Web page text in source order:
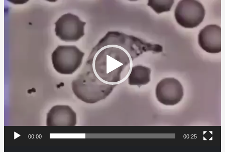
00:00 00:25